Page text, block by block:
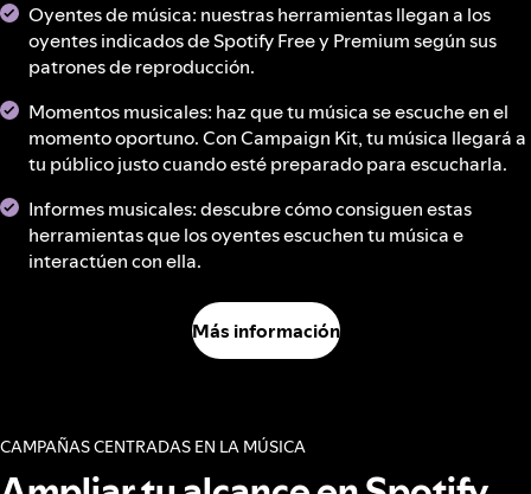
Oyentes de música: nuestras herramientas llegan a los
oyentes indicados de Spotify Free y Premium según sus
patrones de reproducción.
Momentos musicales: haz que tu música se escuche en el
momento oportuno. Con Campaign Kit, tu música llegará a
tu público justo cuando esté preparado para escucharla.
Informes musicales: descubre cómo consiguen estas
herramientas que los oyentes escuchen tu música e
interactúen con ella.
Más información
CAMPAÑAS CENTRADAS EN LA MÚSICA